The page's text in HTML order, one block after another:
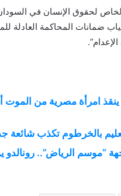
الخاص لحقوق الإنسان في
ضمانات المحاكمة العادلة
امرأة مصرية من الموت
بالخرطوم تكذب شائعة
“موسم الرياض”.. رونالدو